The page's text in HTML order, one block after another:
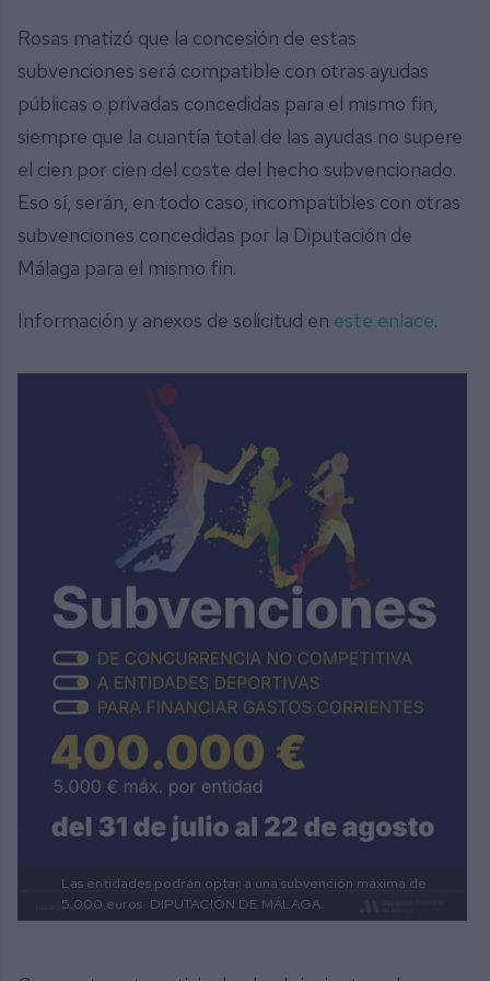
Rosas matizó que la concesión de estas
subvenciones será compatible con otras ayudas
públicas o privadas concedidas para el mismo fin,
siempre que la cuantía total de las ayudas no supere
el cien por cien del coste del hecho subvencionado.
Eso sí, serán, en todo caso, incompatibles con otras
subvenciones concedidas por la Diputación de
Málaga para el mismo fin.
Información y anexos de solicitud en este enlace.
Las entidades podrán optar a una subvención máxima de
5.000 euros. DIPUTACIÓN DE MÁLAGA.